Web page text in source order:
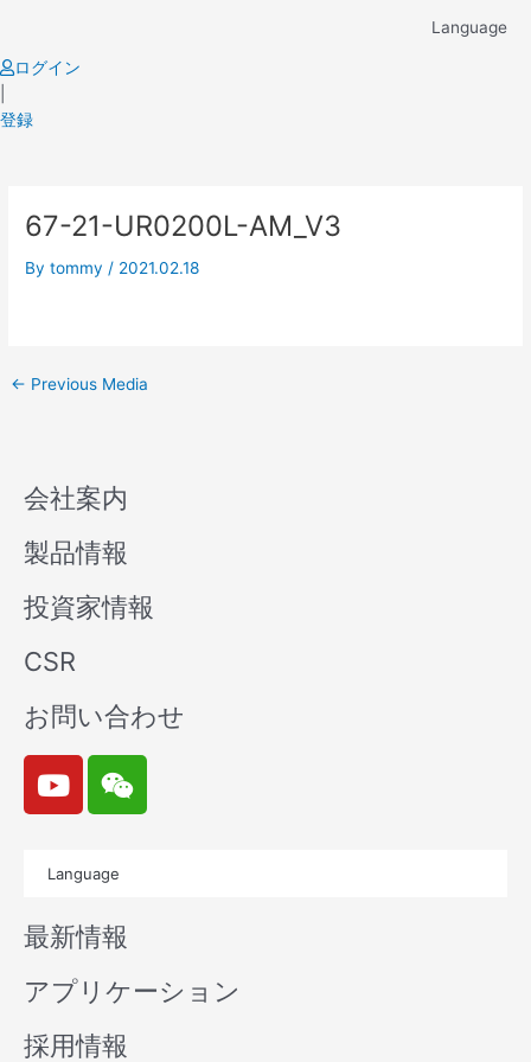
content
Language
ログイン
登録
67-21-UR0200L-AM_V3
Bytommy / 2021.02.18
navigation
← Previous Media
会社案内
製品情報
投資家情報
CSR
お問い合わせ
Y
o
u
b
e
W
e
i
n
Language
最新情報
アプリケーション
採用情報